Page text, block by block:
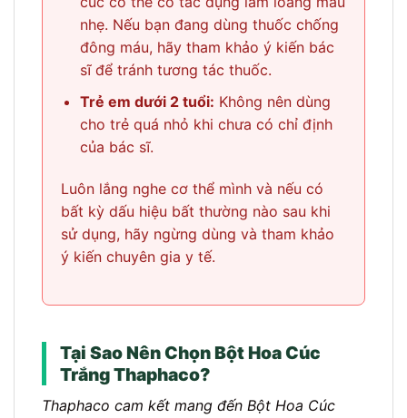
nhẹ. Nếu bạn đang dùng thuốc chống
đông máu, hãy tham khảo ý kiến bác
sĩ để tránh tương tác thuốc.
Trẻ em dưới 2 tuổi: Không nên dùng
cho trẻ quá nhỏ khi chưa có chỉ định
của bác sĩ.
Luôn lắng nghe cơ thể mình và nếu có
bất kỳ dấu hiệu bất thường nào sau khi
sử dụng, hãy ngừng dùng và tham khảo
ý kiến chuyên gia y tế.
Tại Sao Nên Chọn Bột Hoa Cúc
Trắng Thaphaco?
Thaphaco cam kết mang đến Bột Hoa Cúc